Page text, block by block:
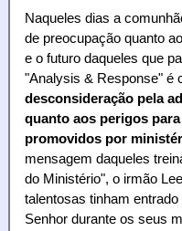
Naqueles dias a
de preocupação quanto
e o futuro daqueles que
"Analysis & Response" é
desconsideração pela
quanto aos perigos
promovidos por
mensagem daqueles
do Ministério", o irmão
talentosas tinham
Senhor durante os seus